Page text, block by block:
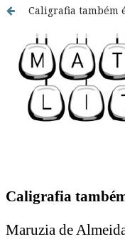
Caligrafia também